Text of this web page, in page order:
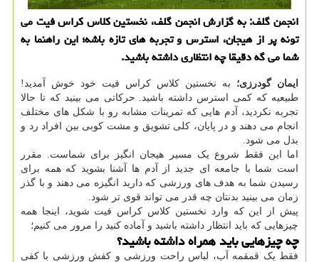
انجمن گلف: به گزارش انجمن گلف، نخستین کلاس کراس فیت می
تونه پر از هیجان، استرس و تجربه های تازه باشه؛ این راهنما به
شما می گه دقیقا چه انتظاری داشته باشید.
ایمان گودرزی؛ به نخستین کلاس کراس فیت خود خوش آمدید!
طبیعیه که کمی استرس داشته باشید. حرکاتی می بینید که تا حالا
تجربه نکردید، آدم هایی که تمرینات مشابه رو با شکل های مختلف
انجام می دهند و در پایان، کلی تشویق و مشت کوبی بین افراد رد و
بدل می شود.
اما این فقط شروع یک مسیر هیجان انگیز برای شماست. مقرر
است شما با جامعه ای جدید از آدم ها آشنا بشوید که همه برای
رسیدن شما به هدف های ورزشی که دارید انگیزه می دهند و با گذر
زمان می بینید بدنتان چه قدر می تواند قوی تر شود.
پیش از این که وارد نخستین کلاس کراس فیت شوید، اینجا همه
چیزهایی که باید انتظار داشته باشید و آماده کنید را مرور می کنیم؛
چه چیزهایی باید همراه داشته باشید؟
فقط یک قمقمه آب، لباس راحت ورزشی و کفش ورزشی با کفی